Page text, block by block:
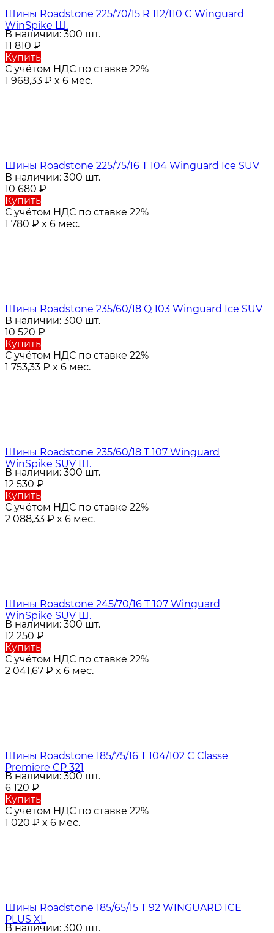
Шины Roadstone 225/70/15 R 112/110 C Winguard
WinSpike Ш.
В наличии: 300 шт.
11 810 ₽
Купить
С учётом НДС по ставке 22%
1 968,33 ₽ x 6 мес.
Шины Roadstone 225/75/16 T 104 Winguard Ice SUV
В наличии: 300 шт.
10 680 ₽
Купить
С учётом НДС по ставке 22%
1 780 ₽ x 6 мес.
Шины Roadstone 235/60/18 Q 103 Winguard Ice SUV
В наличии: 300 шт.
10 520 ₽
Купить
С учётом НДС по ставке 22%
1 753,33 ₽ x 6 мес.
Шины Roadstone 235/60/18 T 107 Winguard
WinSpike SUV Ш.
В наличии: 300 шт.
12 530 ₽
Купить
С учётом НДС по ставке 22%
2 088,33 ₽ x 6 мес.
Шины Roadstone 245/70/16 T 107 Winguard
WinSpike SUV Ш.
В наличии: 300 шт.
12 250 ₽
Купить
С учётом НДС по ставке 22%
2 041,67 ₽ x 6 мес.
Шины Roadstone 185/75/16 T 104/102 C Classe
Premiere CP 321
В наличии: 300 шт.
6 120 ₽
Купить
С учётом НДС по ставке 22%
1 020 ₽ x 6 мес.
Шины Roadstone 185/65/15 T 92 WINGUARD ICE
PLUS XL
В наличии: 300 шт.